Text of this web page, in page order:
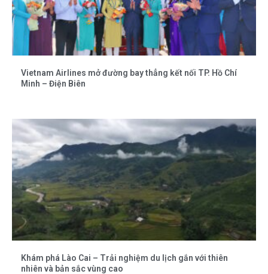
Vietnam Airlines mở đường bay thẳng kết nối TP. Hồ Chí
Minh – Điện Biên
Khám phá Lào Cai – Trải nghiệm du lịch gắn với thiên
nhiên và bản sắc vùng cao